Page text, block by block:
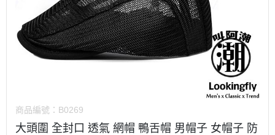
商品編號： B0269
大頭圍 全封口 透氣 網帽 鴨舌帽 男帽子 女帽子 防